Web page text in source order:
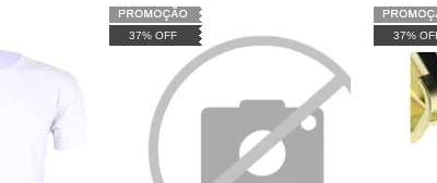
37% OFF 37%